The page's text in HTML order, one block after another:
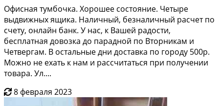
Офисная тумбочка. Хорошее состояние. Четыре
выдвижных ящика. Наличный, безналичный расчет по
счету, онлайн банк. У нас, к Вашей радости,
бесплатная довозка до парадной по Вторникам и
Четвергам. В остальные дни доставка по городу 500р.
Можно не ехать к нам и рассчитаться при получении
товара. Ул....
8 февраля 2023